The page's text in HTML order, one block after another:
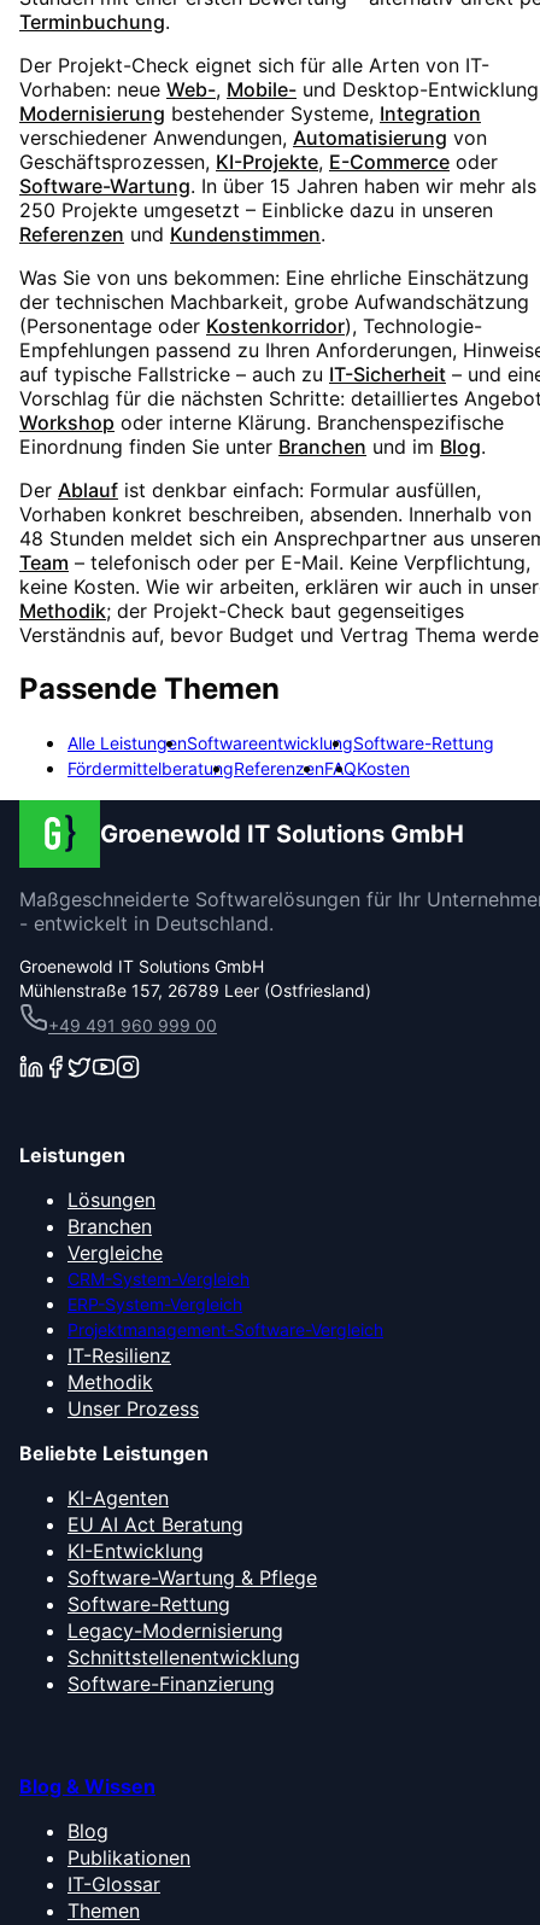
Terminbuchung.
Der Projekt-Check eignet sich für alle Arten von IT-
Vorhaben: neue Web-, Mobile- und Desktop-
Modernisierung bestehender Systeme, Integration
verschiedener Anwendungen, Automatisierung von
Geschäftsprozessen, KI-Projekte, E-Commerce oder
Software-Wartung. In über 15 Jahren haben wir mehr als
250 Projekte umgesetzt – Einblicke dazu in unseren
Referenzen und Kundenstimmen.
Was Sie von uns bekommen: Eine ehrliche Einschätzung
der technischen Machbarkeit, grobe Aufwandschätzung
(Personentage oder Kostenkorridor), Technologie-
Empfehlungen passend zu Ihren Anforderungen,
auf typische Fallstricke – auch zu IT-Sicherheit – und
Vorschlag für die nächsten Schritte: detailliertes
Workshop oder interne Klärung. Branchenspezifische
Einordnung finden Sie unter Branchen und im Blog.
Der Ablauf ist denkbar einfach: Formular ausfüllen,
Vorhaben konkret beschreiben, absenden. Innerhalb von
48 Stunden meldet sich ein Ansprechpartner aus
Team – telefonisch oder per E-Mail. Keine Verpflichtung,
keine Kosten. Wie wir arbeiten, erklären wir auch in
Methodik; der Projekt-Check baut gegenseitiges
Verständnis auf, bevor Budget und Vertrag Thema
Passende Themen
Alle LeistungenSoftwareentwicklungSoftware-Rettung
FördermittelberatungReferenzenFAQKosten
Groenewold IT Solutions GmbH
Maßgeschneiderte Softwarelösungen für Ihr
- entwickelt in Deutschland.
Groenewold IT Solutions GmbH
Mühlenstraße 157, 26789 Leer (Ostfriesland)
+49 491 960 999 00
Leistungen
Lösungen
Branchen
Vergleiche
CRM-System-Vergleich
ERP-System-Vergleich
Projektmanagement-Software-Vergleich
IT-Resilienz
Methodik
Unser Prozess
Beliebte Leistungen
KI-Agenten
EU AI Act Beratung
KI-Entwicklung
Software-Wartung & Pflege
Software-Rettung
Legacy-Modernisierung
Schnittstellenentwicklung
Software-Finanzierung
Blog & Wissen
Blog
Publikationen
IT-Glossar
Themen